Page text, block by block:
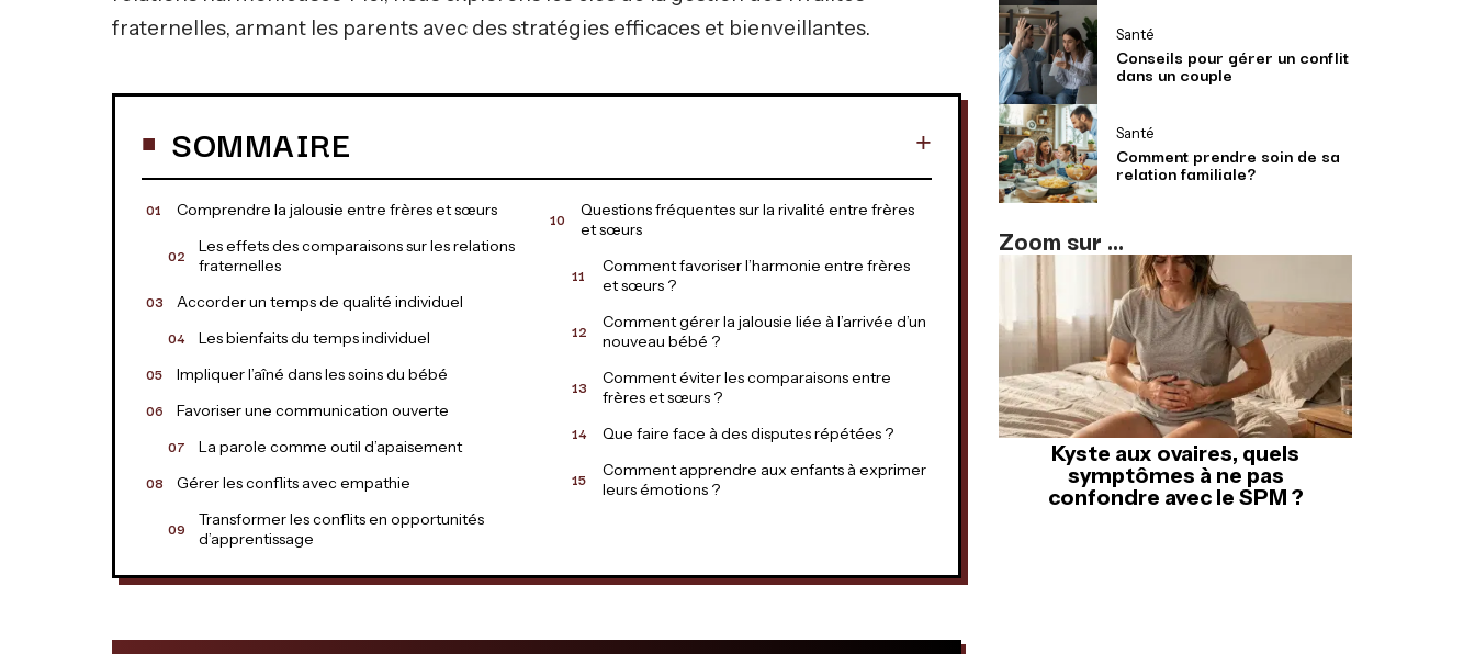
fraternelles, armant les parents avec des stratégies efficaces et bienveillantes.
SOMMAIRE
Comprendre la jalousie entre frères et sœurs
Les effets des comparaisons sur les relations
fraternelles
Accorder un temps de qualité individuel
Les bienfaits du temps individuel
Impliquer l’aîné dans les soins du bébé
Favoriser une communication ouverte
La parole comme outil d’apaisement
Gérer les conflits avec empathie
Transformer les conflits en opportunités
d’apprentissage
Questions fréquentes sur la rivalité entre frères
et sœurs
Comment favoriser l’harmonie entre frères
et sœurs ?
Comment gérer la jalousie liée à l’arrivée d’un
nouveau bébé ?
Comment éviter les comparaisons entre
frères et sœurs ?
Que faire face à des disputes répétées ?
Comment apprendre aux enfants à exprimer
leurs émotions ?
Santé
Conseils pour gérer un conflit
dans un couple
Santé
Comment prendre soin de sa
relation familiale?
Zoom sur ...
Kyste aux ovaires, quels
symptômes à ne pas
confondre avec le SPM ?